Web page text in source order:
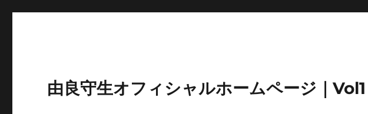
由良守生オフィシャルホームページ｜Vol1